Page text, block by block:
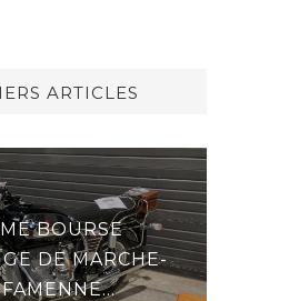
ARTICLES
BOURSE
DE MARCHE-